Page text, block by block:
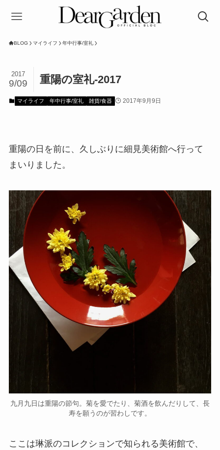
BLOG マイライフ 年中行事/室礼
重陽の室礼-2017
2017
9/09
マイライフ 年中行事/室礼 雑貨/食器 2017年9月9日
重陽の日を前に、久しぶりに細見美術館へ行って
まいりました。
九月九日は重陽の節句。菊を愛でたり、菊酒を飲んだりして、長
寿を願うのが習わしです。
ここは琳派のコレクションで知られる美術館で、